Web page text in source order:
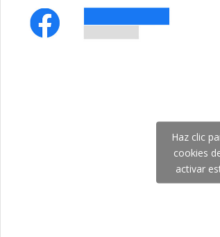
Haz clic
cookies
activar